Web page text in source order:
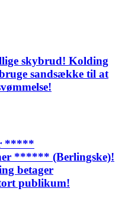
skybrud! Kolding
sandsække til at
*****
****** (Berlingske)!
betager
publikum!